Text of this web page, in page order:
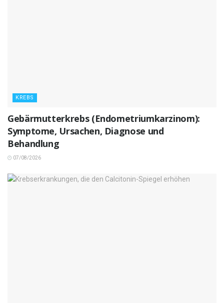
KREBS
Gebärmutterkrebs (Endometriumkarzinom):
Symptome, Ursachen, Diagnose und
Behandlung
07/08/2026